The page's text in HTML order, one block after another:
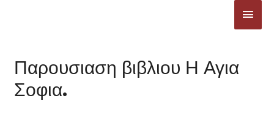
Παρουσιαση βιβλιου Η Αγια
Σοφια.